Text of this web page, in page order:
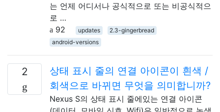
는 언제 어디서나 공식적으로 또는 비공식적으
로 …
92
updates
2.3-gingerbread
android-versions
2
상태 표시 줄의 연결 아이콘이 흰색 /
회색으로 바뀌면 무엇을 의미합니까?
Nexus S의 상태 표시 줄에있는 연결 아이콘